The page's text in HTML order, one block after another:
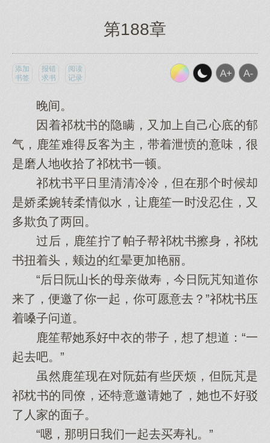
第188章
添加
书签
报错
求书
阅读
记录
晚间。
因着祁枕书的隐瞒，又加上自己心底的郁
气，鹿笙难得反客为主，带着泄愤的意味，很
是磨人地收拾了祁枕书一顿。
祁枕书平日里清清冷冷，但在那个时候却
是娇柔婉转柔情似水，让鹿笙一时没忍住，又
多欺负了两回。
过后，鹿笙拧了帕子帮祁枕书擦身，祁枕
书扭着头，颊边的红晕更加艳丽。
“后日阮山长的母亲做寿，今日阮芃知道你
来了，便邀了你一起，你可愿意去？”祁枕书压
着嗓子问道。
鹿笙帮她系好中衣的带子，想了想道：“一
起去吧。”
虽然鹿笙现在对阮茹有些厌烦，但阮芃是
祁枕书的同僚，还特意邀请她了，她也不好驳
了人家的面子。
“嗯，那明日我们一起去买寿礼。”